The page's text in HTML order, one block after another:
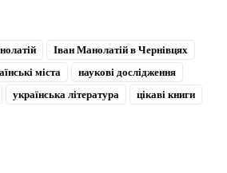
Іван Манолатій в Чернівцях
міста
наукові дослідження
українська література
цікаві книги